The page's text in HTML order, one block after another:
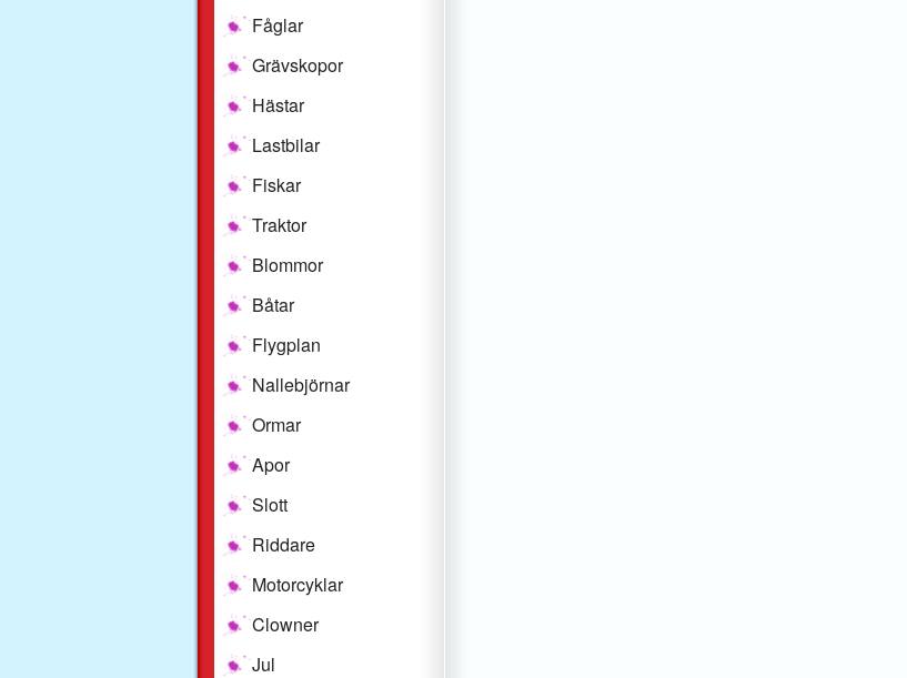
Fåglar
Grävskopor
Hästar
Lastbilar
Fiskar
Traktor
Blommor
Båtar
Flygplan
Nallebjörnar
Ormar
Apor
Slott
Riddare
Motorcyklar
Clowner
Jul